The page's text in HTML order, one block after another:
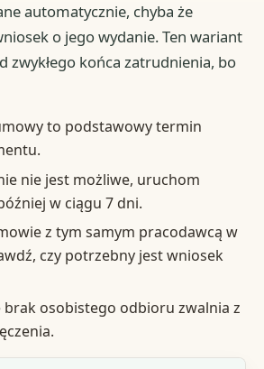
automatycznie, chyba że
o jego wydanie. Ten wariant
zwykłego końca zatrudnienia, bo
to podstawowy termin
nie jest możliwe, uruchom
w ciągu 7 dni.
z tym samym pracodawcą w
czy potrzebny jest wniosek
brak osobistego odbioru zwalnia z